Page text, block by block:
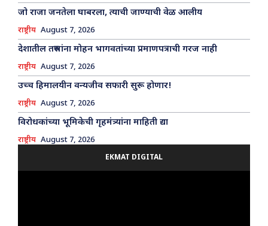
जो राजा जनतेला घाबरला, त्याची जाण्याची वेळ आलीय
राष्ट्रीय August 7, 2026
देशातील तरुणांना मोहन भागवतांच्या प्रमाणपत्राची गरज नाही
राष्ट्रीय August 7, 2026
उच्च हिमालयीन वन्यजीव सफारी सुरू होणार!
राष्ट्रीय August 7, 2026
विरोधकांच्या भूमिकेची गृहमंत्र्यांना माहिती द्या
राष्ट्रीय August 7, 2026
EKMAT DIGITAL